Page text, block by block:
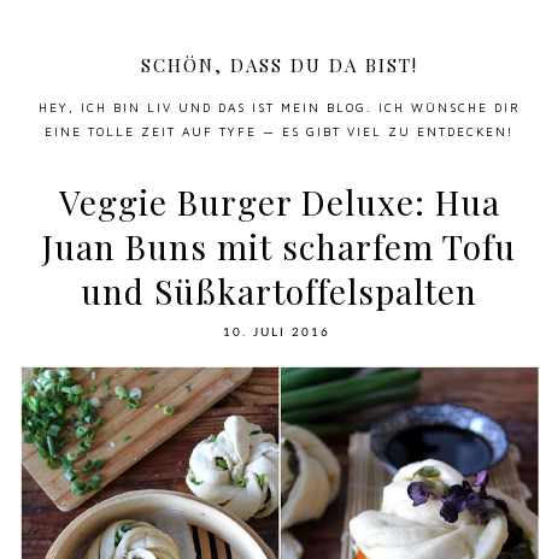
SCHÖN, DASS DU DA BIST!
HEY, ICH BIN LIV UND DAS IST MEIN BLOG. ICH WÜNSCHE DIR
EINE TOLLE ZEIT AUF TYFE — ES GIBT VIEL ZU ENTDECKEN!
Veggie Burger Deluxe: Hua
Juan Buns mit scharfem Tofu
und Süßkartoffelspalten
10. JULI 2016